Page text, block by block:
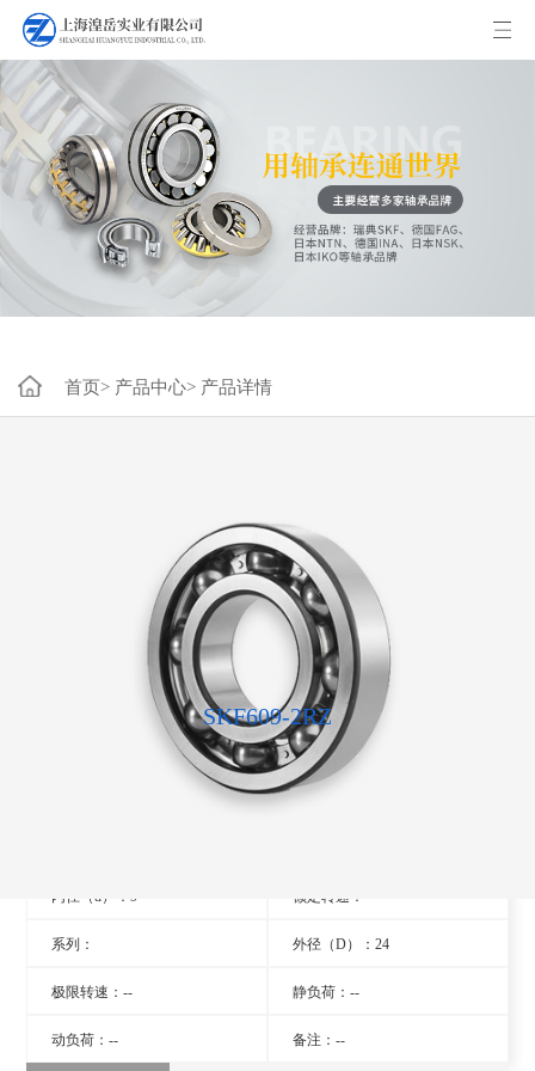
首页> 产品中心> 产品详情
SKF609-2RZ
内径（d）：9 额定转速：- -
系列： 外径（D）：24
极限转速：-- 静负荷：--
动负荷：-- 备注：--